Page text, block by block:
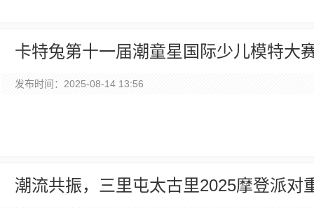
卡特兔第十一届潮童星国际少儿模特大
发布时间：2025-08-14 13:56
潮流共振，三里屯太古里2025摩登派对